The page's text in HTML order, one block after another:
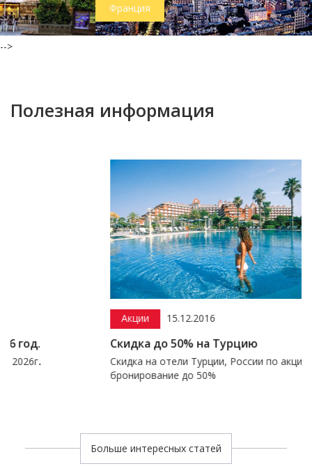
Франция
-->
Полезная информация
15.12.2016
Скидка до 50% на Турцию
Скидка на отели Турции, России по акции раннего
бронирование до 50%
Больше интересных статей